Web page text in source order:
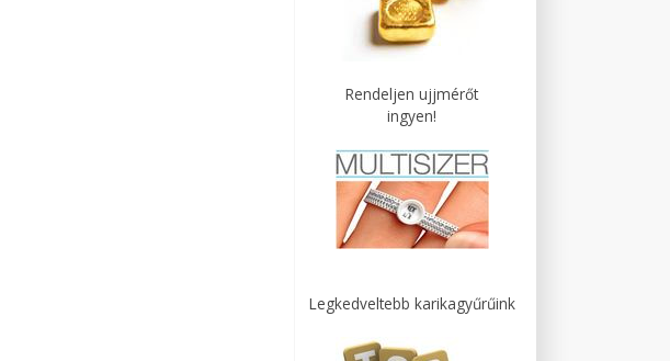
Rendeljen ujjmérőt
ingyen!
Legkedveltebb karikagyűrűink